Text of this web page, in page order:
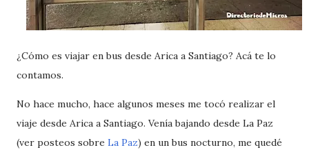
¿Cómo es viajar en bus desde Arica a Santiago? Acá te lo
contamos.
No hace mucho, hace algunos meses me tocó realizar el
viaje desde Arica a Santiago. Venía bajando desde La Paz
(ver posteos sobre La Paz) en un bus nocturno, me quedé